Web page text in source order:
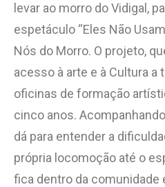
levar ao morro do Vidigal,
espetáculo “Eles Não
Nós do Morro. O projeto,
acesso à arte e à Cultura a
oficinas de formação
cinco anos.
dá para entender a
própria locomoção até o
fica dentro da comunidade